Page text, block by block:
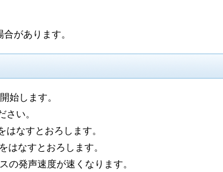
があります。
始します。
い。
なすとおろします。
はなすとおろします。
の発声速度が速くなります。